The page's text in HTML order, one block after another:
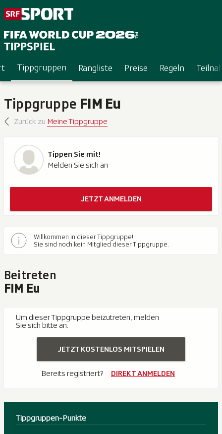
Tippgruppen Rangliste Preise Regeln
Tippgruppe FIM Eu
Zurück zu Meine Tippgruppe
Willkommen in dieser Tippgruppe!
Sie sind noch kein Mitglied dieser Tippgruppe.
Beitreten
FIM Eu
Um dieser Tippgruppe beizutreten, melden
Sie sich bitte an.
JETZT KOSTENLOS MITSPIELEN
Bereits registriert? DIREKT ANMELDEN
Tippgruppen-Punkte
Tippen Sie mit!
Melden Sie sich an
JETZT ANMELDEN